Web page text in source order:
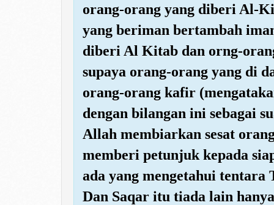
orang-orang yang diberi Al-
yang beriman bertambah
diberi Al Kitab dan orng-
supaya orang-orang yang di
orang-orang kafir
dengan bilangan ini sebagai
Allah membiarkan sesat
memberi petunjuk kepada
ada yang mengetahui
Dan Saqar itu tiada lain